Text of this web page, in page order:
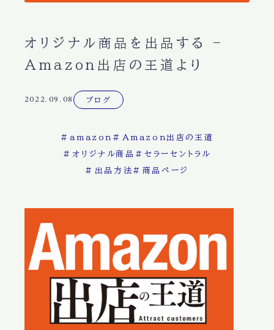
オリジナル商品を出品する –
Amazon出店の王道より
2022.09.08 ブログ
# amazon # Amazon出店の王道
# オリジナル商品 # セラーセントラル
# 出品方法 # 商品ページ